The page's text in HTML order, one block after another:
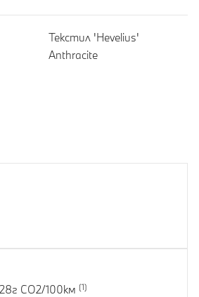
Текстил 'Hevelius'
Anthracite
CO2/100км